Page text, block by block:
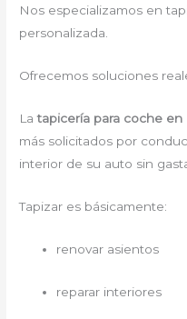
Nos especializamos en
personalizada.
Ofrecemos soluciones
Latapicería para coche
más solicitados por
interior de su auto sin
Tapizar es básicamente:
renovar asientos
reparar interiores